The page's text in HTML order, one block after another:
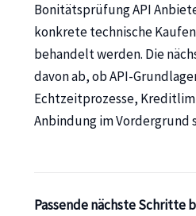
Bonitätsprüfung API
konkrete technische
behandelt werden. Die
davon ab, ob API-
Echtzeitprozesse,
Anbindung im Vordergrund
Passende nächste Schritte